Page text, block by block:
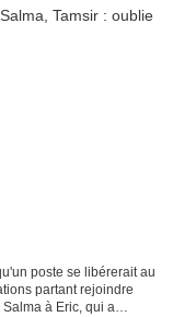
poste se libérerait au
partant rejoindre
à Eric, qui a